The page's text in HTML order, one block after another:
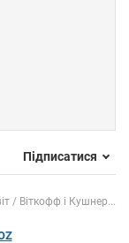
Підписатися
Віткофф і Кушнер...